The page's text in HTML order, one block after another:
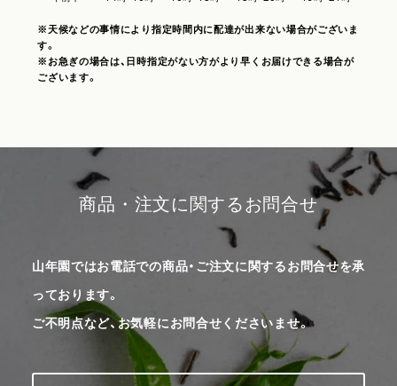
※天候などの事情により指定時間内に配達が出来ない場合がございま
す。
※お急ぎの場合は、日時指定がない方がより早くお届けできる場合が
ございます。
商品・注文に関するお問合せ
山年園ではお電話での商品・ご注文に関するお問合せを承
っております。
ご不明点など、お気軽にお問合せくださいませ。